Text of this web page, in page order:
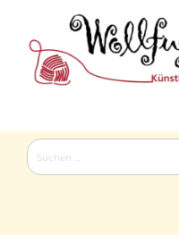
content
Suchen
nach: